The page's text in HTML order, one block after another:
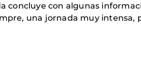
concluye con algunas
una jornada muy intensa,